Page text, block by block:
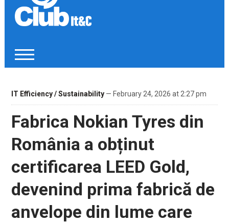
IT Efficiency / Sustainability— February 24, 2026 at 2:27 pm
Fabrica Nokian Tyres din
România a obținut
certificarea LEED Gold,
devenind prima fabrică de
anvelope din lume care